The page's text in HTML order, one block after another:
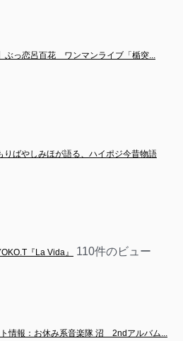
ぶっ恋呂百花　ワンマンライブ「楯突...
りばやしみほが語る、ハイポジ今昔物語
『La Vida』 110件のビュー
ト情報：お休み系音楽隊 沼　2ndアルバム...